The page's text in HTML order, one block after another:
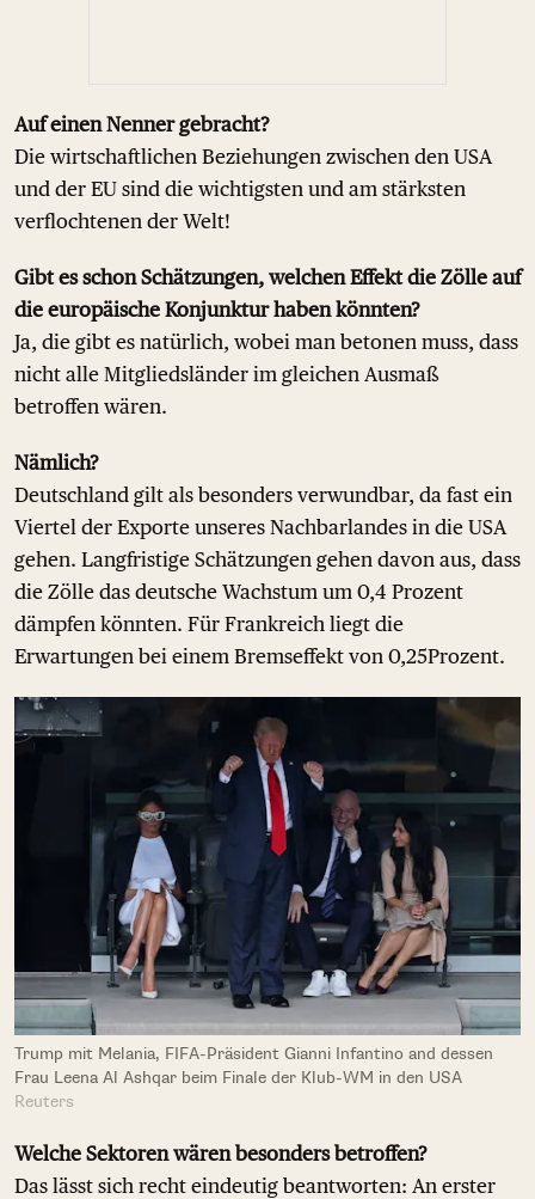
Auf einen Nenner gebracht?
Die wirtschaftlichen Beziehungen zwischen den USA
und der EU sind die wichtigsten und am stärksten
verflochtenen der Welt!
Gibt es schon Schätzungen, welchen Effekt die Zölle auf
die europäische Konjunktur haben könnten?
Ja, die gibt es natürlich, wobei man betonen muss, dass
nicht alle Mitgliedsländer im gleichen Ausmaß
betroffen wären.
Nämlich?
Deutschland gilt als besonders verwundbar, da fast ein
Viertel der Exporte unseres Nachbarlandes in die USA
gehen. Langfristige Schätzungen gehen davon aus, dass
die Zölle das deutsche Wachstum um 0,4 Prozent
dämpfen könnten. Für Frankreich liegt die
Erwartungen bei einem Bremseffekt von 0,25Prozent.
Trump mit Melania, FIFA-Präsident Gianni Infantino and dessen
Frau Leena Al Ashqar beim Finale der Klub-WM in den USA
Reuters
Welche Sektoren wären besonders betroffen?
Das lässt sich recht eindeutig beantworten: An erster